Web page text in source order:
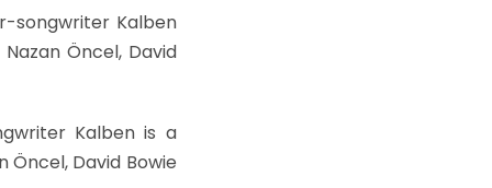
songwriter Kalben
Öncel, David
Kalben is a
Öncel, David Bowie